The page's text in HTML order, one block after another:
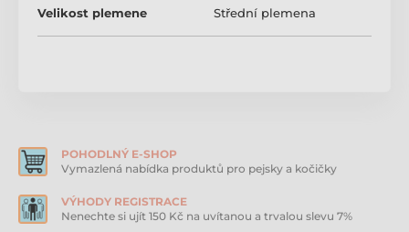
Velikost plemene Střední plemena
POHODLNÝ E-SHOP
Vymazlená nabídka produktů pro pejsky a kočičky
VÝHODY REGISTRACE
Nenechte si ujít 150 Kč na uvítanou a trvalou slevu 7%